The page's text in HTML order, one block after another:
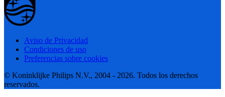
Aviso de Privacidad
Condiciones de uso
Preferencias sobre cookies
© Koninklijke Philips N.V., 2004 - 2026. Todos los derechos
reservados.